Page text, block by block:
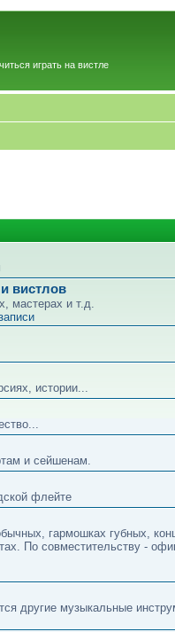
играть на вистле
вистлов
мастерах и т.д.
истории...
и сейшенам.
флейте
гармошках губных,
По совместительству -
другие музыкальные